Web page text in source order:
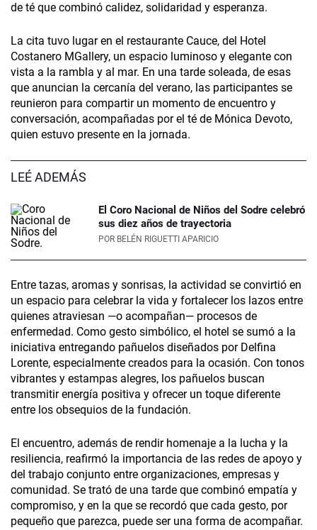
de té que combinó calidez, solidaridad y esperanza.
La cita tuvo lugar en el restaurante Cauce­, del Hotel
Costanero MGallery, un espacio luminoso y elegante con
vista a la rambla y al mar. En una tarde soleada, de esas
que anuncian la cercanía del verano, las participantes se
reunieron para compartir un momento de encuentro y
conversación, acompañadas por el té de Mónica Devoto,
quien estuvo presente en la jornada.
LEÉ ADEMÁS
El Coro Nacional de Niños del Sodre celebró
sus diez años de trayectoria
POR BELÉN RIGUETTI APARICIO
Entre tazas, aromas y sonrisas, la actividad se convirtió en
un espacio para celebrar la vida y fortalecer los lazos entre
quienes atraviesan —o acompañan— procesos de
enfermedad. Como gesto simbólico, el hotel se sumó a la
iniciativa entregando pañuelos diseñados por Delfina
Lorente, especialmente creados para la ocasión. Con tonos
vibrantes y estampas alegres, los pañuelos buscan
transmitir energía positiva y ofrecer un toque diferente
entre los obsequios de la fundación.
El encuentro, además de rendir homenaje a la lucha y la
resiliencia, reafirmó la importancia de las redes de apoyo y
del trabajo conjunto entre organizaciones, empresas y
comunidad. Se trató de una tarde que combinó empatía y
compromiso, y en la que se recordó que cada gesto, por
pequeño que parezca, puede ser una forma de acompañar.